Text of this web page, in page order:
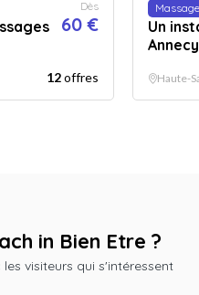
Dès
60 €
12offres
Massage
Un
Annecy
Haute-
in Bien Etre ?
visiteurs qui s'intéressent